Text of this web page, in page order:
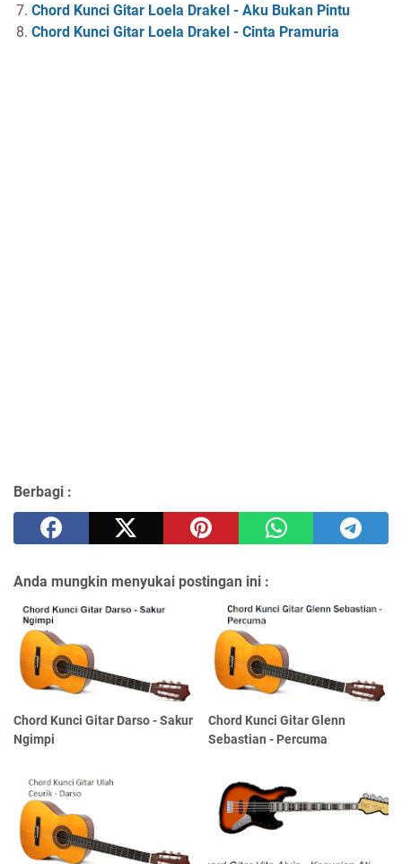
Chord Kunci Gitar Loela Drakel - Aku Bukan Pintu
Chord Kunci Gitar Loela Drakel - Cinta Pramuria
Berbagi :
Anda mungkin menyukai postingan ini :
Chord Kunci Gitar Darso - Sakur
Ngimpi
Chord Kunci Gitar Glenn
Sebastian - Percuma